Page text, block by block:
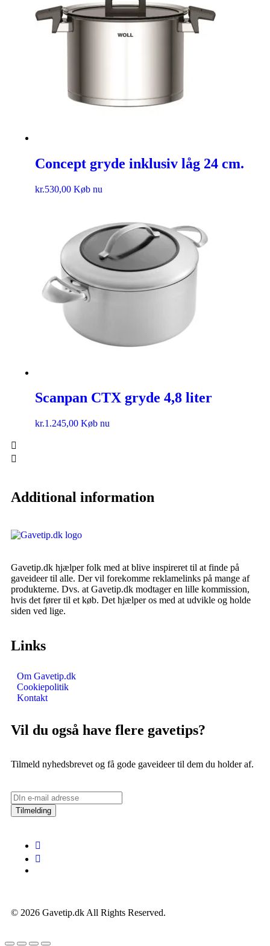
Concept gryde inklusiv låg 24 cm.
kr.530,00 Køb nu
Scanpan CTX gryde 4,8 liter
kr.1.245,00 Køb nu
Additional information
Gavetip.dk hjælper folk med at blive inspireret til at finde på
gaveideer til alle. Der vil forekomme reklamelinks på mange af
produkterne. Dvs. at Gavetip.dk modtager en lille kommission,
hvis det fører til et køb. Det hjælper os med at udvikle og holde
siden ved lige.
Links
Om Gavetip.dk
Cookiepolitik
Kontakt
Vil du også have flere gavetips?
Tilmeld nyhedsbrevet og få gode gaveideer til dem du holder af.
Tilmelding
© 2026 Gavetip.dk All Rights Reserved.